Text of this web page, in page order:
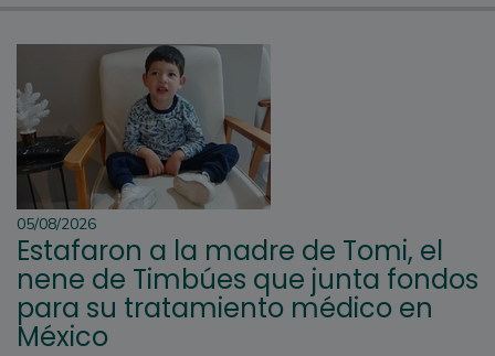
05/08/2026
Estafaron a la madre de Tomi, el
nene de Timbúes que junta fondos
para su tratamiento médico en
México